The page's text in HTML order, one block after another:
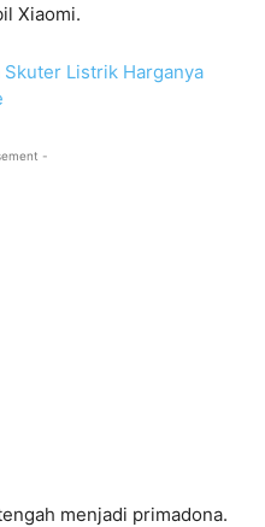
Xiaomi.
Listrik Harganya
-
menjadi primadona.